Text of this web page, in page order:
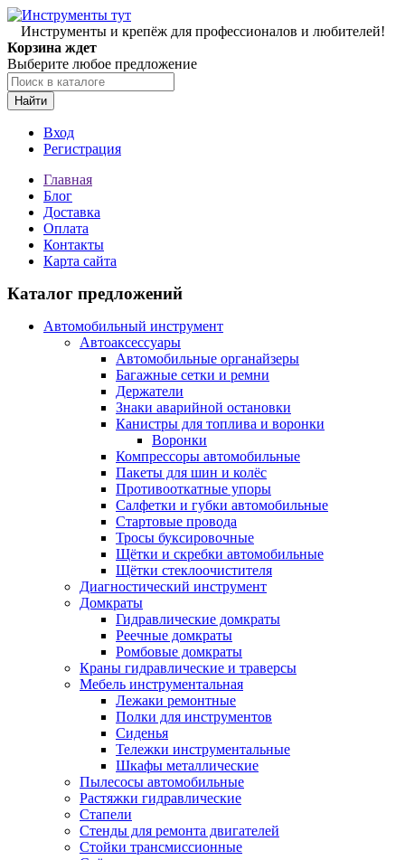
Инструменты и крепёж для профессионалов и любителей!
Корзина ждет
Выберите любое предложение
Найти
Вход
Регистрация
Главная
Блог
Доставка
Оплата
Контакты
Карта сайта
Каталог предложений
Автомобильный инструмент
Автоаксессуары
Автомобильные органайзеры
Багажные сетки и ремни
Держатели
Знаки аварийной остановки
Канистры для топлива и воронки
Воронки
Компрессоры автомобильные
Пакеты для шин и колёс
Противооткатные упоры
Салфетки и губки автомобильные
Стартовые провода
Тросы буксировочные
Щётки и скребки автомобильные
Щётки стеклоочистителя
Диагностический инструмент
Домкраты
Гидравлические домкраты
Реечные домкраты
Ромбовые домкраты
Краны гидравлические и траверсы
Мебель инструментальная
Лежаки ремонтные
Полки для инструментов
Сиденья
Тележки инструментальные
Шкафы металлические
Пылесосы автомобильные
Растяжки гидравлические
Стапели
Стенды для ремонта двигателей
Стойки трансмиссионные